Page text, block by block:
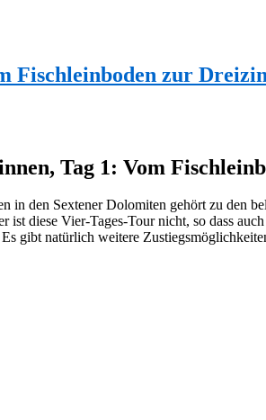
Fischleinboden zur
Tag 1: Vom
in den Sextener Dolomiten gehört zu den
ist diese Vier-Tages-Tour nicht, so dass
gibt natürlich weitere